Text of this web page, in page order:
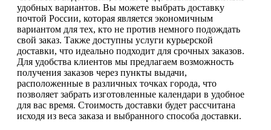
удобных вариантов. Вы можете выбрать доставку
почтой России, которая является экономичным
вариантом для тех, кто не против немного подождать
свой заказ. Также доступны услуги курьерской
доставки, что идеально подходит для срочных заказов.
Для удобства клиентов мы предлагаем возможность
получения заказов через пункты выдачи,
расположенные в различных точках города, что
позволяет забрать изготовленные календари в удобное
для вас время. Стоимость доставки будет рассчитана
исходя из веса заказа и выбранного способа доставки.